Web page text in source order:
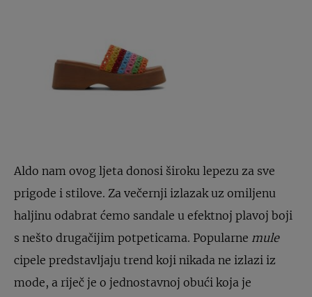
Aldo nam ovog ljeta donosi široku lepezu za sve
prigode i stilove. Za večernji izlazak uz omiljenu
haljinu odabrat ćemo sandale u efektnoj plavoj boji
s nešto drugačijim potpeticama. Popularne mule
cipele predstavljaju trend koji nikada ne izlazi iz
mode, a riječ je o jednostavnoj obući koja je